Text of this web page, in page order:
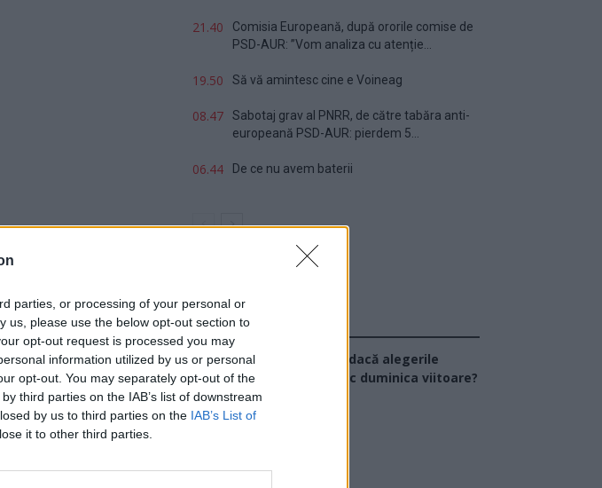
parties, or processing of your personal or
us, please use the below opt-out section to
opt-out request is processed you may
information utilized by us or personal
opt-out. You may separately opt-out of the
third parties on the IAB’s list of downstream
by us to third parties on the IAB’s List of
it to other third parties.
21.40
Comisia Europeană, după ororile comise de
PSD-AUR: ”Vom analiza cu atenție...
19.50 Să vă amintesc cine e Voineag
08.47
Sabotaj grav al PNRR, de către tabăra anti-
europeană PSD-AUR: pierdem 5...
06.44 De ce nu avem baterii
Sondaj
Ce partid ați vota dacă alegerile
parlamentare ar avea loc duminica viitoare?
USR
PSD